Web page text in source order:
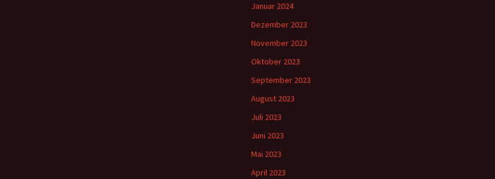
Januar 2024
Dezember 2023
November 2023
Oktober 2023
September 2023
August 2023
Juli 2023
Juni 2023
Mai 2023
April 2023